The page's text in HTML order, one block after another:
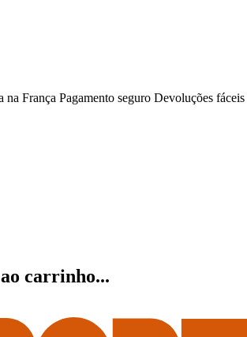
na França Pagamento seguro Devoluções fáceis
carrinho...